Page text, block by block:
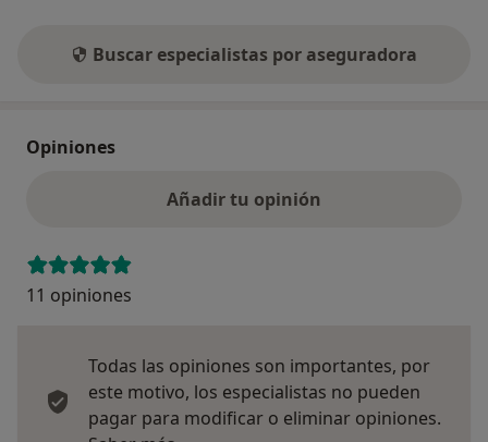
Buscar especialistas por aseguradora
Opiniones
Añadir tu opinión
11 opiniones
Todas las opiniones son importantes, por
este motivo, los especialistas no pueden
pagar para modificar o eliminar opiniones.